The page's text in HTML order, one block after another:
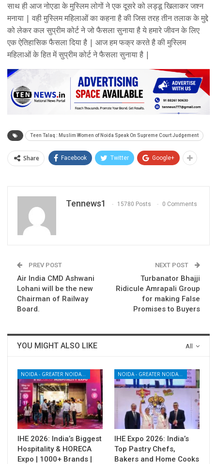
साथ ही आज नोएडा के मुस्लिम लोगों ने एक दूसरे को लड्डू खिलाकर जश्न
मनाया | वही मुस्लिम महिलाओं का कहना है की जिस तरह तीन तलाक के मुद्दे
को लेकर कल सुप्रीम कोर्ट ने जो फैसला सुनाया है ये हमारे जीवन के लिए
एक ऐतिहासिक फैसला दिया है | आज हम फक्र करते है की मुस्लिम
महिलाओं के हित में सुप्रीम कोर्ट ने फैसला सुनाया है |
Teen Talaq : Muslim Women of Noida Speak On Supreme Court Judgement
Share Facebook Twitter Google+
Tennews1 15780 Posts 0 Comments
PREV POST
Air India CMD Ashwani
Lohani will be the new
Chairman of Railway
Board.
NEXT POST
Turbanator Bhajji
Ridicule Amrapali Group
for making False
Promises to Buyers
All
YOU MIGHT ALSO LIKE
IHE 2026: India’s Biggest
Hospitality & HORECA
Expo | 1000+ Brands |
IHE Expo 2026: India’s
Top Pastry Chefs,
Bakers and Home Cooks